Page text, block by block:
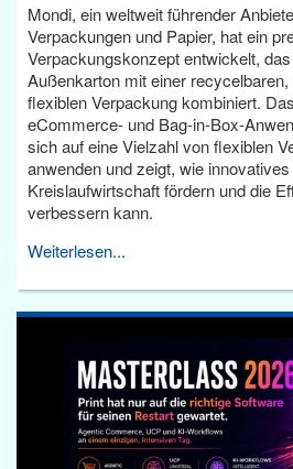
Mondi, ein weltweit führender
Verpackungen und Papier, hat ein
Verpackungskonzept entwickelt,
Außenkarton mit einer
flexiblen Verpackung kombiniert.
eCommerce- und Bag-in-Box-
sich auf eine Vielzahl von flexiblen
anwenden und zeigt, wie
Kreislaufwirtschaft fördern und die
verbessern kann.
Weiterlesen...